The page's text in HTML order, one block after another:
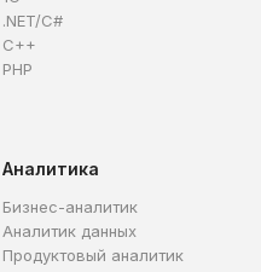
.NET/C#
C++
PHP
Аналитика
Бизнес-аналитик
Аналитик данных
Продуктовый аналитик